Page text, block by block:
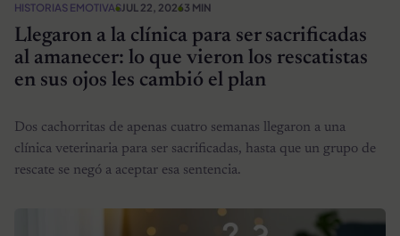
HISTORIAS EMOTIVASJUL 22, 20263 MIN
Llegaron a la clínica para ser sacrificadas
al amanecer: lo que vieron los rescatistas
en sus ojos les cambió el plan
Dos cachorritas de apenas cuatro semanas llegaron a una
clínica veterinaria para ser sacrificadas, hasta que un grupo de
rescate se negó a aceptar esa sentencia.